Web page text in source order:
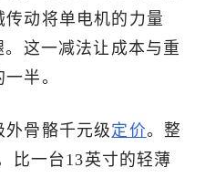
动将单电机的力量
这一减法让成本与重
半。
骨骼千元级定价。整
比一台13英寸的轻薄